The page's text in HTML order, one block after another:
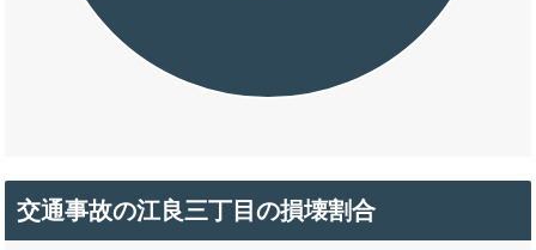
交通事故の江良三丁目の損壊割合